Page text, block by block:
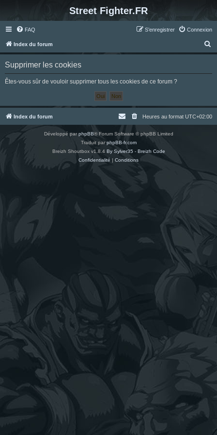
Street Fighter.FR
FAQ Connexion
S’enregistrer
Index du forum
e
h
Supprimer les cookies
Êtes-vous sûr de vouloir supprimer tous les cookies de ce forum ?
Index du forum Heures au format UTC+02:00
Développé parphpBB® Forum Software © phpBB Limited
Traduit parphpBB-fr.com
Breizh Shoutbox v1.8.4 By Sylver35 - Breizh Code
Confidentialité | Conditions